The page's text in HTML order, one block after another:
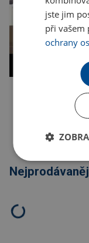
Kopírovat odkaz
jste jim
při vašem
ochrany